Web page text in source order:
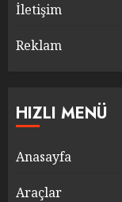
İletişim
Reklam
HIZLI MENÜ
Anasayfa
Araçlar